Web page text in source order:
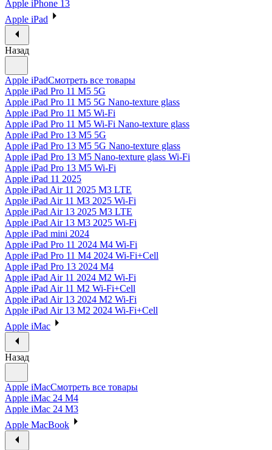
Apple iPhone 13
Apple iPad
Назад
Apple iPadСмотреть все товары
Apple iPad Pro 11 M5 5G
Apple iPad Pro 11 M5 5G Nano-texture glass
Apple iPad Pro 11 M5 Wi-Fi
Apple iPad Pro 11 M5 Wi-Fi Nano-texture glass
Apple iPad Pro 13 M5 5G
Apple iPad Pro 13 M5 5G Nano-texture glass
Apple iPad Pro 13 M5 Nano-texture glass Wi-Fi
Apple iPad Pro 13 M5 Wi-Fi
Apple iPad 11 2025
Apple iPad Air 11 2025 M3 LTE
Apple iPad Air 11 M3 2025 Wi-Fi
Apple iPad Air 13 2025 M3 LTE
Apple iPad Air 13 M3 2025 Wi-Fi
Apple iPad mini 2024
Apple iPad Pro 11 2024 M4 Wi-Fi
Apple iPad Pro 11 M4 2024 Wi-Fi+Cell
Apple iPad Pro 13 2024 M4
Apple iPad Air 11 2024 M2 Wi-Fi
Apple iPad Air 11 M2 Wi-Fi+Cell
Apple iPad Air 13 2024 M2 Wi-Fi
Apple iPad Air 13 M2 2024 Wi-Fi+Cell
Apple iMac
Назад
Apple iMacСмотреть все товары
Apple iMac 24 M4
Apple iMac 24 M3
Apple MacBook